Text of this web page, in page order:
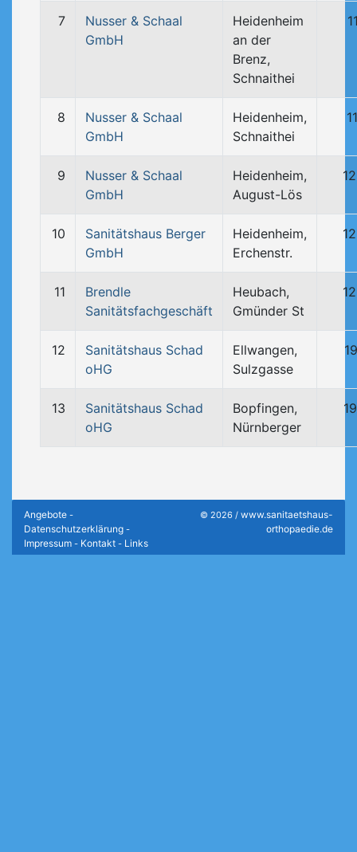
7
Nusser & Schaal
GmbH
Heidenheim
an der
Brenz,
Schnaithei
8
Nusser & Schaal
GmbH
Heidenheim,
Schnaithei
9
Nusser & Schaal
GmbH
Heidenheim,
August-Lös
10
Sanitätshaus Berger
GmbH
Heidenheim,
Erchenstr.
11
Brendle
Sanitätsfachgeschäft
Heubach,
Gmünder St
12
Sanitätshaus Schad
oHG
Ellwangen,
Sulzgasse
13
Sanitätshaus Schad
oHG
Bopfingen,
Nürnberger
Angebote -
Datenschutzerklärung -
Impressum - Kontakt - Links
© 2026 / www.sanitaetshaus-
orthopaedie.de